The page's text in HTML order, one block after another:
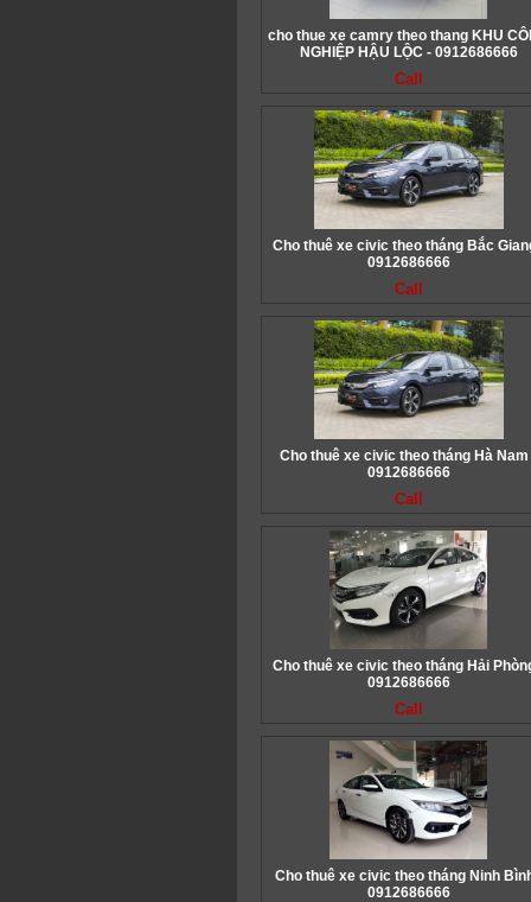
cho thue xe camry theo thang KHU
NGHIỆP HẬU LỘC - 0912686666
Call
Cho thuê xe civic theo tháng Bắc
0912686666
Call
Cho thuê xe civic theo tháng Hà Nam
0912686666
Call
Cho thuê xe civic theo tháng Hải
0912686666
Call
Cho thuê xe civic theo tháng Ninh
0912686666